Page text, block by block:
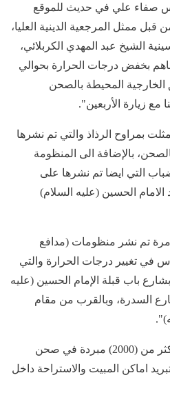
صفاء علي في حديث للموقع
ممثل المرجعية الدينية العليا،
الشيخ عبد المهدي الكربلائي،
بخفض درجات الحرارة بحوالي
الخارجية المحيطة بالصحن
مع زيارة الأربعين".
بمراوح الرذاذ والتي تم نشرها
بالإضافة الى المنظومة
التي ايضا تم نشرها على
الامام الحسين (عليه السلام)
تم نشر منظومات (مدافع
في تغيير درجات الحرارة والتي
موزعة بشارع باب قبلة الإمام الحسين (عليه
السدرة، وبالقرب من مقام
وتابع أن "العتبة نشرت ايضا أكثر من (2000) مبردة في صحن
اماكن المبيت والاستراحة داخل